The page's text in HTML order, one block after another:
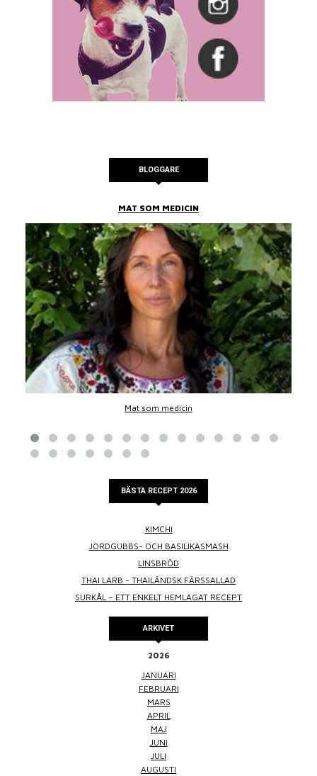
BLOGGARE
MAT SOM MEDICIN
Mat som medicin
BÄSTA RECEPT 2026
KIMCHI
JORDGUBBS- OCH BASILIKASMASH
LINSBRÖD
THAI LARB - THAILÄNDSK FÄRSSALLAD
SURKÅL – ETT ENKELT HEMLAGAT RECEPT
ARKIVET
2026
JANUARI
FEBRUARI
MARS
APRIL
MAJ
JUNI
JULI
AUGUSTI